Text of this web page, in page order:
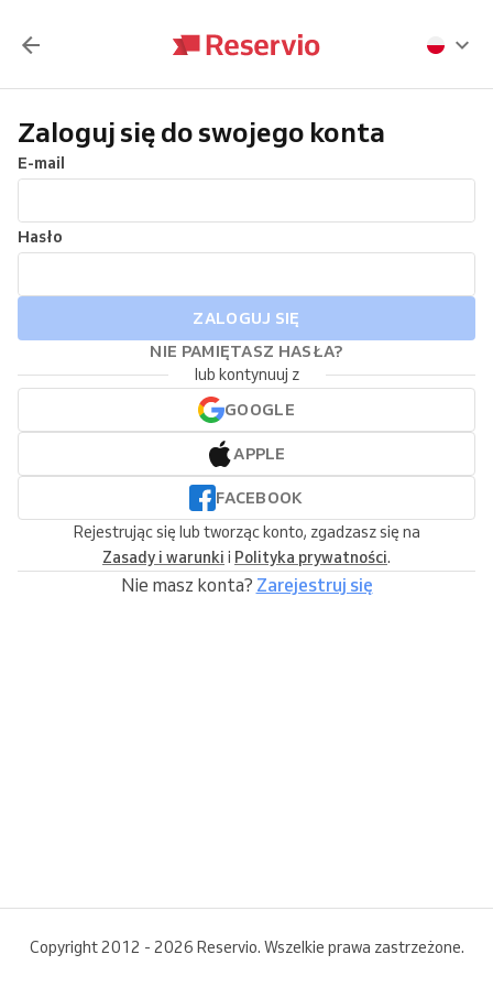
Zaloguj się do swojego konta
E-mail
Hasło
ZALOGUJ SIĘ
NIE PAMIĘTASZ HASŁA?
lub kontynuuj z
GOOGLE
APPLE
FACEBOOK
Rejestrując się lub tworząc konto, zgadzasz się na
Zasady i warunki i Polityka prywatności.
Nie masz konta? Zarejestruj się
Copyright 2012 - 2026 Reservio. Wszelkie prawa zastrzeżone.